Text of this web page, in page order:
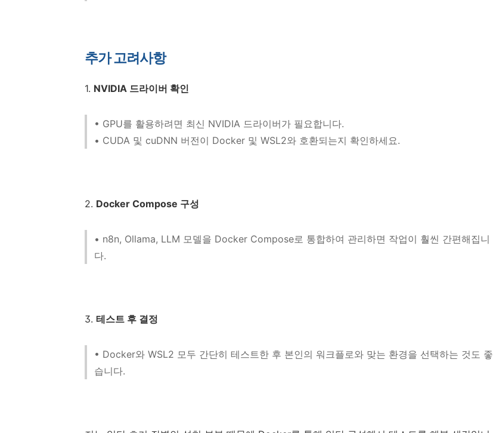
추가 고려사항
1. NVIDIA 드라이버 확인
• GPU를 활용하려면 최신 NVIDIA 드라이버가 필요합니다.
• CUDA 및 cuDNN 버전이 Docker 및 WSL2와 호환되는지 확인하세요.
2. Docker Compose 구성
• n8n, Ollama, LLM 모델을 Docker Compose로 통합하여 관리하면 작업이 훨씬 간편해집니
다.
3. 테스트 후 결정
• Docker와 WSL2 모두 간단히 테스트한 후 본인의 워크플로와 맞는 환경을 선택하는 것도 좋
습니다.